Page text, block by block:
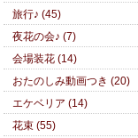
旅行♪ (45)
夜花の会♪ (7)
会場装花 (14)
おたのしみ動画つき (20)
エケベリア (14)
花束 (55)